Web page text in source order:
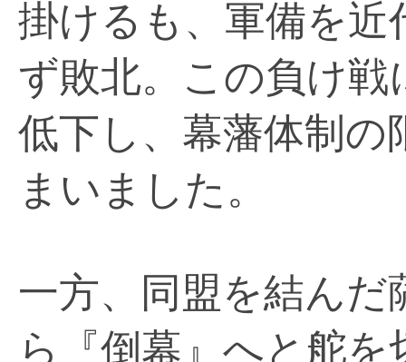
掛けるも、軍備を
ず敗北。この負け
低下し、幕藩体制の
まいました。
一方、同盟を結んだ
ら『倒幕』へと舵